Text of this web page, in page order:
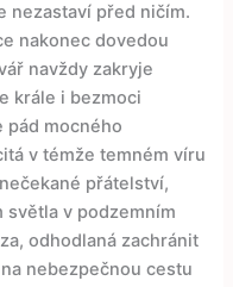
nezastaví před ničím.
nakonec dovedou
navždy zakryje
krále i bezmoci
pád mocného
v témže temném víru
přátelství,
světla v podzemním
odhodlaná zachránit
nebezpečnou cestu